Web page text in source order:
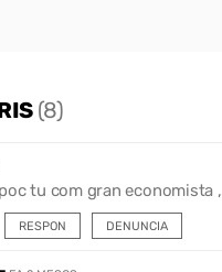
(8)
tu com gran economista ,
RESPON DENUNCIA